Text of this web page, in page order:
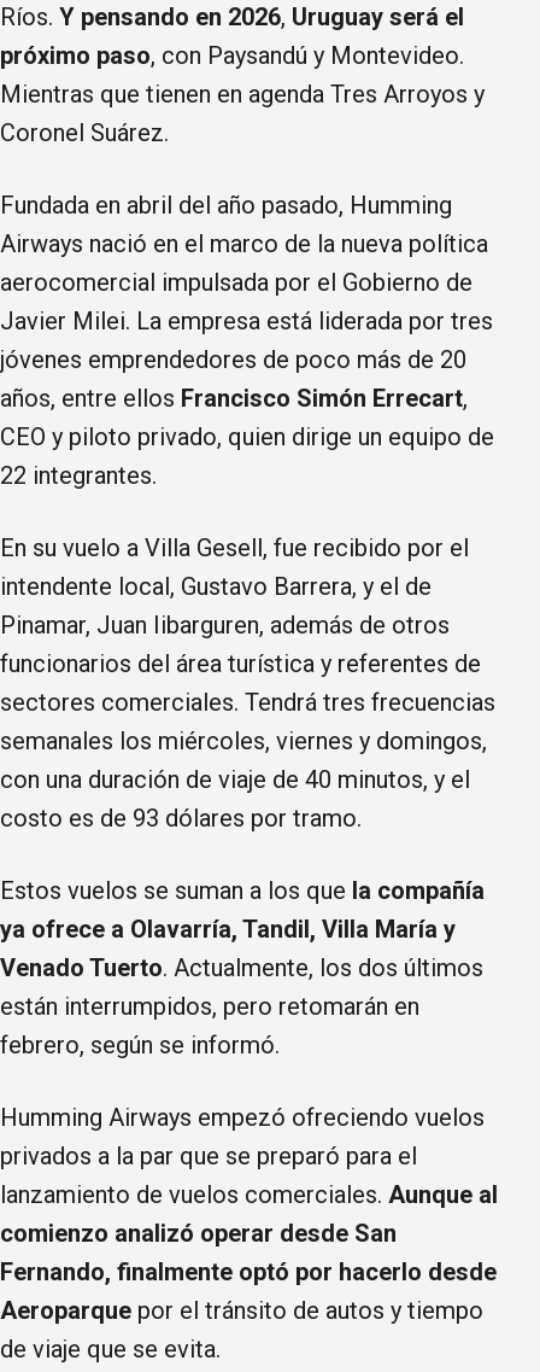
Ríos. Y pensando en 2026, Uruguay será el
próximo paso, con Paysandú y Montevideo.
Mientras que tienen en agenda Tres Arroyos y
Coronel Suárez.
Fundada en abril del año pasado, Humming
Airways nació en el marco de la nueva política
aerocomercial impulsada por el Gobierno de
Javier Milei. La empresa está liderada por tres
jóvenes emprendedores de poco más de 20
años, entre ellos Francisco Simón Errecart,
CEO y piloto privado, quien dirige un equipo de
22 integrantes.
En su vuelo a Villa Gesell, fue recibido por el
intendente local, Gustavo Barrera, y el de
Pinamar, Juan Iibarguren, además de otros
funcionarios del área turística y referentes de
sectores comerciales. Tendrá tres frecuencias
semanales los miércoles, viernes y domingos,
con una duración de viaje de 40 minutos, y el
costo es de 93 dólares por tramo.
Estos vuelos se suman a los que la compañía
ya ofrece a Olavarría, Tandil, Villa María y
Venado Tuerto. Actualmente, los dos últimos
están interrumpidos, pero retomarán en
febrero, según se informó.
Humming Airways empezó ofreciendo vuelos
privados a la par que se preparó para el
lanzamiento de vuelos comerciales. Aunque al
comienzo analizó operar desde San
Fernando, finalmente optó por hacerlo desde
Aeroparque por el tránsito de autos y tiempo
de viaje que se evita.